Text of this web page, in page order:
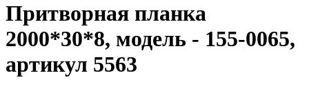
Притворная планка
2000*30*8, модель - 155-0065,
артикул 5563